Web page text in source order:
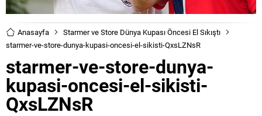
Anasayfa
Starmer ve Store Dünya Kupası Öncesi El Sıkıştı
starmer-ve-store-dunya-kupasi-oncesi-el-sikisti-QxsLZNsR
starmer-ve-store-dunya-
kupasi-oncesi-el-sikisti-
QxsLZNsR